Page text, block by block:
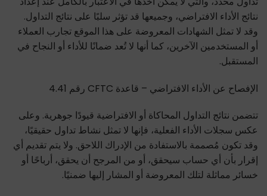
نتائج الأداء الافتراضي، وجميعها قد تؤثر سلبًا على نتائج التداول.
وقد لا تمثل الشهادات المعروضة على هذا الموقع تجارب العملاء
أو المستخدمين الآخرين، كما أنها لا تُعد ضمانًا للأداء أو النجاح في
المستقبل.
الإفصاح عن الأداء الافتراضي – قاعدة CFTC رقم 4.41
تتضمن نتائج التداول المحاكاة أو الافتراضية قيودًا جوهرية. وعلى
عكس سجلات الأداء الفعلية، فإنها لا تمثل نشاط تداول حقيقيًا،
وقد تكون مُصممة بالاستفادة من الإدراك اللاحق. ولا يتم تقديم أي
إقرار بأن أي حساب سيحقق، أو من المرجح أن يحقق، أرباحًا أو
خسائر مماثلة لتلك المعروضة أو المشار إليها ضمنيًا.